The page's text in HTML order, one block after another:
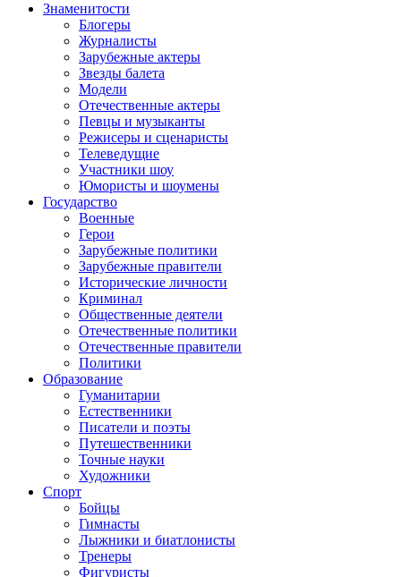
Знаменитости
Блогеры
Журналисты
Зарубежные актеры
Звезды балета
Модели
Отечественные актеры
Певцы и музыканты
Режисеры и сценаристы
Телеведущие
Участники шоу
Юмористы и шоумены
Государство
Военные
Герои
Зарубежные политики
Зарубежные правители
Исторические личности
Криминал
Общественные деятели
Отечественные политики
Отечественные правители
Политики
Образование
Гуманитарии
Естественники
Писатели и поэты
Путешественники
Точные науки
Художники
Спорт
Бойцы
Гимнасты
Лыжники и биатлонисты
Тренеры
Фигуристы